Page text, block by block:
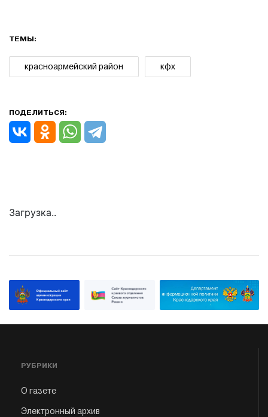
ТЕМЫ:
красноармейский район кфх
ПОДЕЛИТЬСЯ:
Загрузка..
РУБРИКИ
О газете
Электронный архив